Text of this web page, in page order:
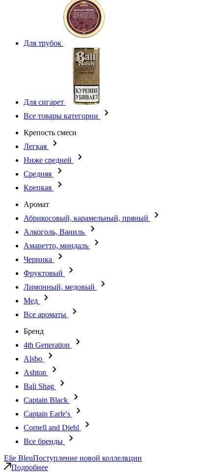
Для трубок
Для сигарет
Все товары категории
Крепость смеси
Легкая
Ниже средней
Средняя
Крепкая
Аромат
Абрикосовый, карамельный, пряный
Алкоголь, Ваниль
Амаретто, миндаль
Черника
Фруктовый
Лимонный, медовый
Мед
Все ароматы
Бренд
4th Generation
Alsbo
Ashton
Bali Shag
Captain Black
Captain Earle's
Cornell and Diehl
Все бренды
Elie BleuПоступление новой коллелкции
Подробнее